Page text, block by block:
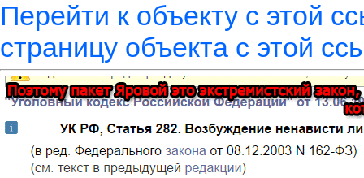
Перейти к объекту с этой
страницу объекта с этой